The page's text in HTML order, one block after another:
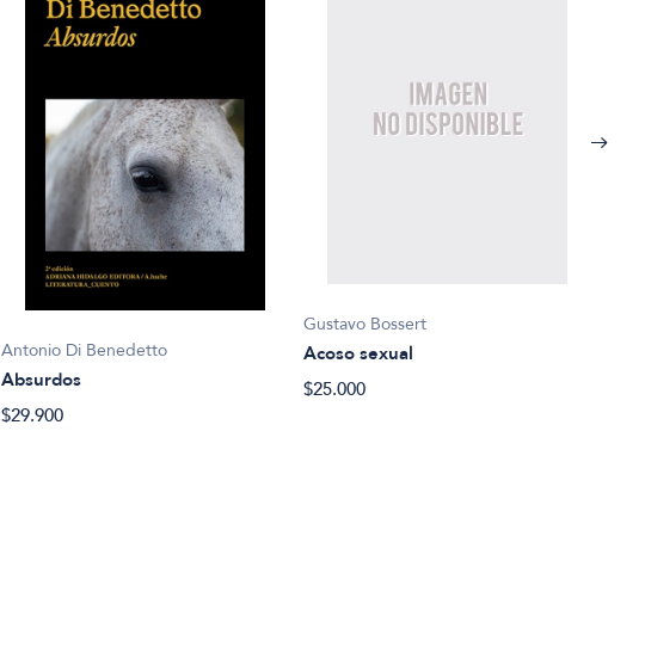
Antonio Di Benedetto
Absurdos
$29.900
Gustavo Bossert
Acoso sexual
$25.000